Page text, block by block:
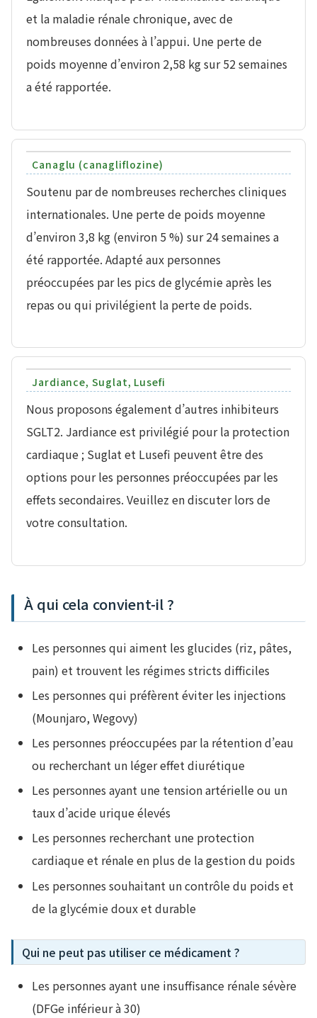
et la maladie rénale chronique, avec de
nombreuses données à l’appui. Une perte de
poids moyenne d’environ 2,58 kg sur 52 semaines
a été rapportée.
Canaglu (canagliflozine)
Soutenu par de nombreuses recherches cliniques
internationales. Une perte de poids moyenne
d’environ 3,8 kg (environ 5 %) sur 24 semaines a
été rapportée. Adapté aux personnes
préoccupées par les pics de glycémie après les
repas ou qui privilégient la perte de poids.
Jardiance, Suglat, Lusefi
Nous proposons également d’autres inhibiteurs
SGLT2. Jardiance est privilégié pour la protection
cardiaque ; Suglat et Lusefi peuvent être des
options pour les personnes préoccupées par les
effets secondaires. Veuillez en discuter lors de
votre consultation.
À qui cela convient-il ?
Les personnes qui aiment les glucides (riz, pâtes,
pain) et trouvent les régimes stricts difficiles
Les personnes qui préfèrent éviter les injections
(Mounjaro, Wegovy)
Les personnes préoccupées par la rétention d’eau
ou recherchant un léger effet diurétique
Les personnes ayant une tension artérielle ou un
taux d’acide urique élevés
Les personnes recherchant une protection
cardiaque et rénale en plus de la gestion du poids
Les personnes souhaitant un contrôle du poids et
de la glycémie doux et durable
Qui ne peut pas utiliser ce médicament ?
Les personnes ayant une insuffisance rénale sévère
(DFGe inférieur à 30)